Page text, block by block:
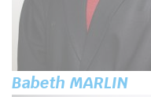
Babeth MARLIN